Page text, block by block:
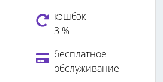
кэшбэк
3 %
бесплатное
обслуживание